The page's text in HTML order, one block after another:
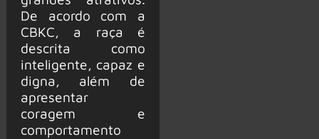
De acordo com a
CBKC, a raça é
descrita como
inteligente, capaz e
digna, além de
apresentar
coragem e
comportamento